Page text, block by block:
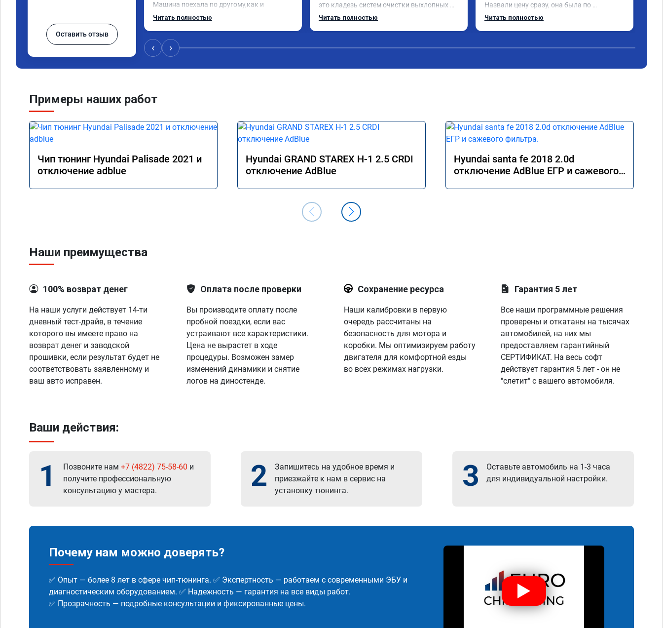
Оставить отзыв
Машина поехала по другому,как и
обещали. Всё понравилось. Рекомендую
Читать полностью
это кладезь систем очистки выхлопных
газов, там и ЕГР и мочевина, сажевый
В общем рекомендую. Всем добра и
Читать полностью
Назвали цену сразу, она была по
окончании работ без изменений.
Читать полностью
‹ ›
Примеры наших работ
Чип тюнинг Hyundai Palisade 2021 и
отключение adblue
Hyundai GRAND STAREX H-1 2.5 CRDI
отключение AdBlue
Hyundai santa fe 2018 2.0d
отключение AdBlue ЕГР и сажевого
Наши преимущества
100% возврат денег
На наши услуги действует 14-ти
дневный тест-драйв, в течение
которого вы имеете право на
возврат денег и заводской
прошивки, если результат будет не
соответствовать заявленному и
ваш авто исправен.
Оплата после проверки
Вы производите оплату после
пробной поездки, если вас
устраивают все характеристики.
Цена не вырастет в ходе
процедуры. Возможен замер
изменений динамики и снятие
логов на диностенде.
Сохранение ресурса
Наши калибровки в первую
очередь рассчитаны на
безопасность для мотора и
коробки. Мы оптимизируем работу
двигателя для комфортной езды
во всех режимах нагрузки.
Гарантия 5 лет
Все наши программные решения
проверены и откатаны на тысячах
автомобилей, на них мы
предоставляем гарантийный
СЕРТИФИКАТ. На весь софт
действует гарантия 5 лет - он не
"слетит" с вашего автомобиля.
Ваши действия:
1 Позвоните нам +7 (4822) 75-58-60 и
получите профессиональную
консультацию у мастера.
2
Запишитесь на удобное время и
приезжайте к нам в сервис на
установку тюнинга.
3
Оставьте автомобиль на 1-3 часа
для индивидуальной настройки.
Почему нам можно доверять?
✅ Опыт — более 8 лет в сфере чип-тюнинга. ✅ Экспертность — работаем с современными ЭБУ и
диагностическим оборудованием. ✅ Надежность — гарантия на все виды работ.
✅ Прозрачность — подробные консультации и фиксированные цены.